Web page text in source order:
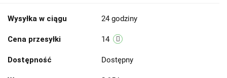
Wysyłka w ciągu 24 godziny
Cena przesyłki 14
Dostępność Dostępny